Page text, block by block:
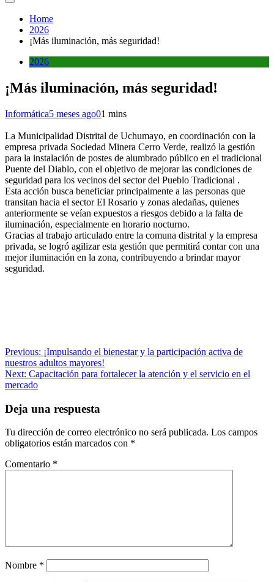
Home
2026
¡Más iluminación, más seguridad!
2026
¡Más iluminación, más seguridad!
Informática5 meses ago01 mins
La Municipalidad Distrital de Uchumayo, en coordinación con la
empresa privada Sociedad Minera Cerro Verde, realizó la gestión
para la instalación de postes de alumbrado público en el tradicional
Puente del Diablo, con el objetivo de mejorar las condiciones de
seguridad para los vecinos del sector del Pueblo Tradicional .
Esta acción busca beneficiar principalmente a las personas que
transitan hacia el sector El Rosario y zonas aledañas, quienes
anteriormente se veían expuestos a riesgos debido a la falta de
iluminación, especialmente en horario nocturno.
Gracias al trabajo articulado entre la comuna distrital y la empresa
privada, se logró agilizar esta gestión que permitirá contar con una
mejor iluminación en la zona, contribuyendo a brindar mayor
seguridad.
Navegación
de
entradas
Previous: ¡Impulsando el bienestar y la participación activa de
nuestros adultos mayores!
Next: Capacitación para fortalecer la atención y el servicio en el
mercado
Deja una respuesta
Tu dirección de correo electrónico no será publicada. Los campos
obligatorios están marcados con *
Comentario *
Nombre *